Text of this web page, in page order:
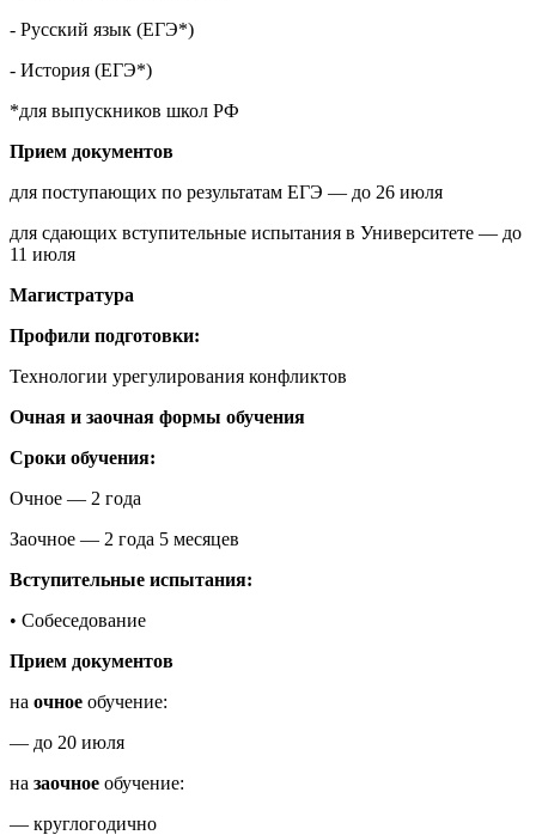
- Русский язык (ЕГЭ*)
- История (ЕГЭ*)
*для выпускников школ РФ
Прием документов
для поступающих по результатам ЕГЭ — до 26 июля
для сдающих вступительные испытания в Университете — до
11 июля
Магистратура
Профили подготовки:
Технологии урегулирования конфликтов
Очная и заочная формы обучения
Сроки обучения:
Очное — 2 года
Заочное — 2 года 5 месяцев
Вступительные испытания:
• Собеседование
Прием документов
на очное обучение:
— до 20 июля
на заочное обучение:
— круглогодично